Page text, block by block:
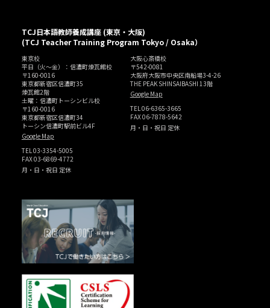
TCJ日本語教師養成講座 (東京・大阪)
(TCJ Teacher Training Program Tokyo / Osaka）
東京校
平日（火～金）：信濃町煉瓦館校
〒160-0016
東京都新宿区信濃町35
煉瓦館2階
土曜：信濃町トーシンビル校
〒160-0016
東京都新宿区信濃町34
トーシン信濃町駅前ビル4F
Google Map
TEL 03-3354-5005
FAX 03-6869-4772
月・日・祝日 定休
大阪心斎橋校
〒542-0081
大阪府大阪市中央区南船場3-4-26
THE PEAK SHINSAIBASHI 13階
Google Map
TEL 06-6365-3665
FAX 06-7878-5642
月・日・祝日 定休